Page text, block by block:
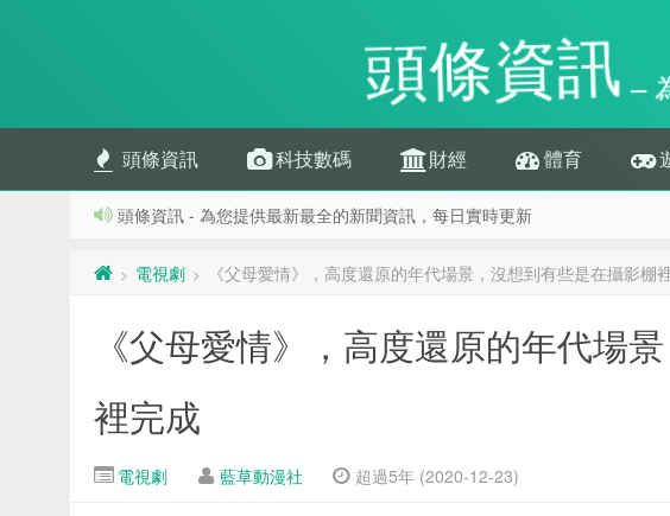
頭條資訊–
頭條資訊 科技數碼 財經 體育
頭條資訊 - 為您提供最新最全的新聞資訊，每日實時更新
> 電視劇 > 《父母愛情》，高度還原的年代場景，沒想到有些是在攝影棚
《父母愛情》，高度還原的年代場
裡完成
電視劇 藍草動漫社 超過5年 (2020-12-23)